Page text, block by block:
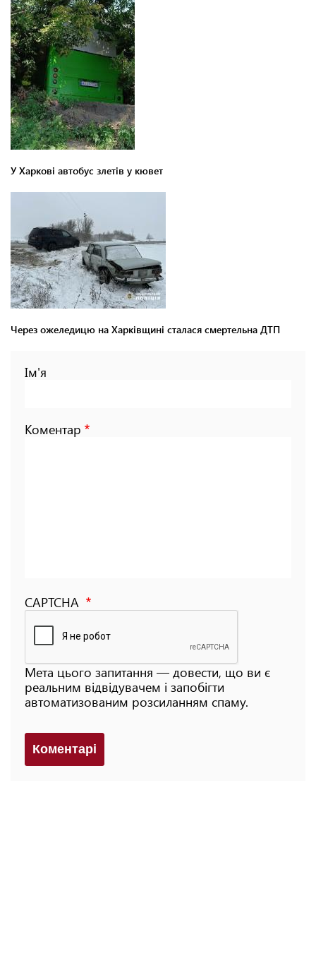
У Харкові автобус злетів у кювет
Через ожеледицю на Харківщині сталася смертельна ДТП
Ім'я
Коментар
CAPTCHA
Мета цього запитання — довести, що ви є
реальним відвідувачем і запобігти
автоматизованим розсиланням спаму.
Коментарi